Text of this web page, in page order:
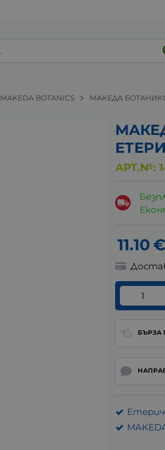
MAKEDA BOTANICS МАКЕДА
АРТ.№:
11.10€
БЪРЗА